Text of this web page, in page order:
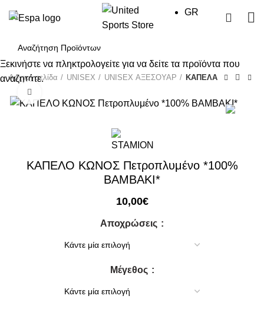
GR
Αρχική σελίδα UΝΙSΕΧ UNISEX ΑΞΕΣΟΥΑΡ
ΚΑΠΕΛΑ
ΚΑΠΕΛΟ ΚΩΝΟΣ Πετροπλυμένο *100%
ΒΑΜΒΑΚΙ*
10,00€
Αποχρώσεις
Μέγεθος
Ξεκινήστε να πληκτρολογείτε για να δείτε τα προϊόντα που
αναζητάτε.